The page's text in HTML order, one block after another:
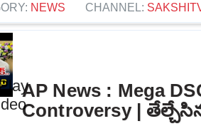
NEWS CHANNEL:
AP News : Mega
Controversy |